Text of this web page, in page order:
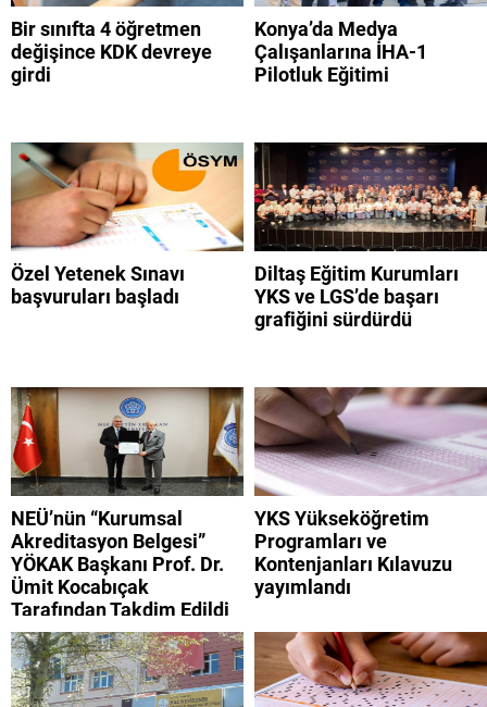
Bir sınıfta 4 öğretmen
değişince KDK devreye
girdi
Konya’da Medya
Çalışanlarına İHA-1
Pilotluk Eğitimi
Özel Yetenek Sınavı
başvuruları başladı
Diltaş Eğitim Kurumları
YKS ve LGS’de başarı
grafiğini sürdürdü
NEÜ’nün “Kurumsal
Akreditasyon Belgesi”
YÖKAK Başkanı Prof. Dr.
Ümit Kocabıçak
Tarafından Takdim Edildi
YKS Yükseköğretim
Programları ve
Kontenjanları Kılavuzu
yayımlandı